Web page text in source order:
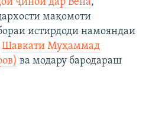
мақомоти
истирдоди намояндаи
Шавкати Муҳаммад
ва модару бародараш